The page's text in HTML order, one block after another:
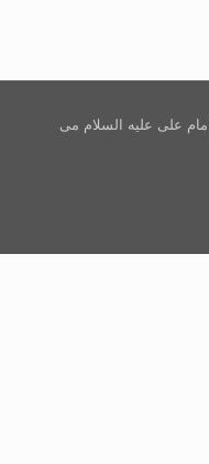
علی علیه السلام می